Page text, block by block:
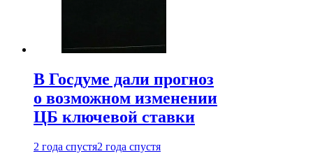
В Госдуме дали прогноз
о возможном изменении
ЦБ ключевой ставки
2 года спустя2 года спустя